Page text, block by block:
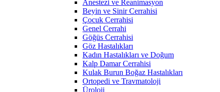
Anestezi ve Reanimasyon
Beyin ve Sinir Cerrahisi
Çocuk Cerrahisi
Genel Cerrahi
Göğüs Cerrahisi
Göz Hastalıkları
Kadın Hastalıkları ve Doğum
Kalp Damar Cerrahisi
Kulak Burun Boğaz Hastalıkları
Ortopedi ve Travmatoloji
Üroloji